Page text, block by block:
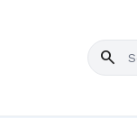
search